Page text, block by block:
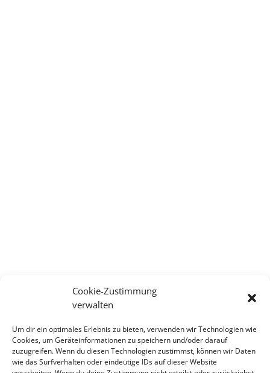
Cookie-Zustimmung
verwalten
Um dir ein optimales Erlebnis zu bieten, verwenden wir Technologien wie
Cookies, um Geräteinformationen zu speichern und/oder darauf
zuzugreifen. Wenn du diesen Technologien zustimmst, können wir Daten
wie das Surfverhalten oder eindeutige IDs auf dieser Website